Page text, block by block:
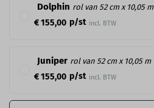
Dolphin rol van 52 cm x 10,05 m
€ 155,00 p/st incl. BTW
Juniper rol van 52 cm x 10,05 m
€ 155,00 p/st incl. BTW